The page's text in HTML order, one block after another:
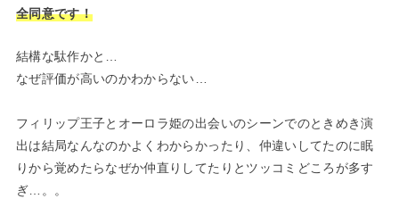
全同意です！
結構な駄作かと…
なぜ評価が高いのかわからない…
フィリップ王子とオーロラ姫の出会いのシーンでのときめき演
出は結局なんなのかよくわからかったり、仲違いしてたのに眠
りから覚めたらなぜか仲直りしてたりとツッコミどころが多す
ぎ…。。